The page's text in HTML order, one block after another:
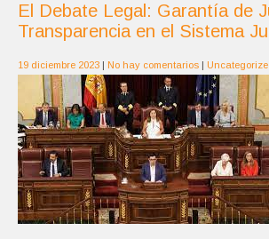
El Debate Legal: Garantía de
Transparencia en el Sistema
19 diciembre 2023 | No hay comentarios |